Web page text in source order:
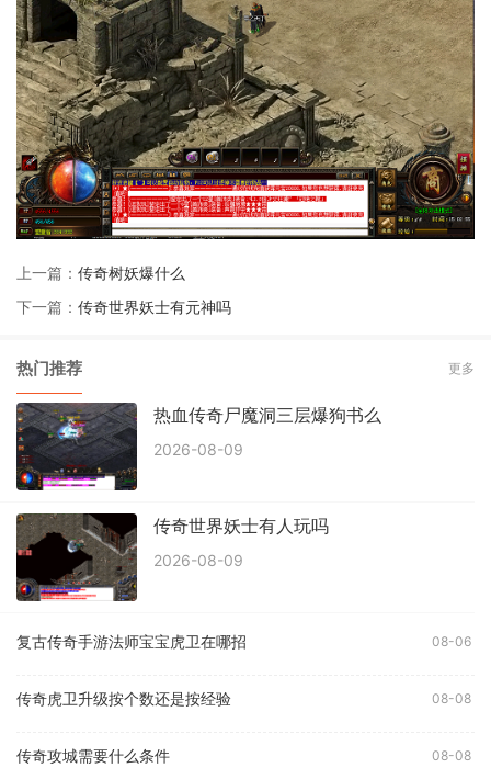
上一篇： 传奇树妖爆什么
下一篇： 传奇世界妖士有元神吗
热门推荐 更多
热血传奇尸魔洞三层爆狗书么
2026-08-09
传奇世界妖士有人玩吗
2026-08-09
复古传奇手游法师宝宝虎卫在哪招 08-06
传奇虎卫升级按个数还是按经验 08-08
传奇攻城需要什么条件 08-08